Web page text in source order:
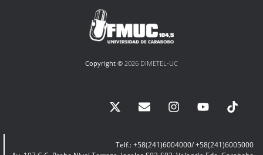
Copyright © 2026 DIMETEL-UC
Telf.: +58(241)6004000/ +58(241)6005000